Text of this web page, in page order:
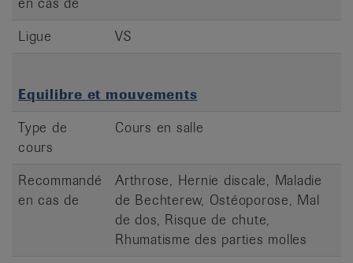
Ligue
VS
Equilibre et mouvements
Type de
cours
Cours en salle
Recommandé
en cas de
Arthrose, Hernie discale, Maladie
de Bechterew, Ostéoporose, Mal
de dos, Risque de chute,
Rhumatisme des parties molles